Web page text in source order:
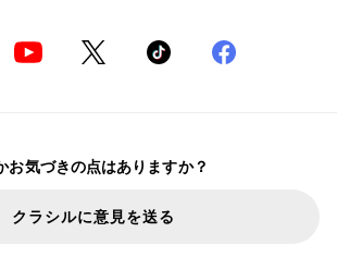
お気づきの点はありますか？
クラシルに意見を送る